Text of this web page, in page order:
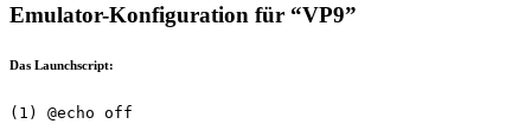
Emulator-Konfiguration für “VP9”
Das Launchscript:
(1) @echo off